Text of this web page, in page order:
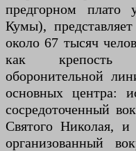
предгорном плато
Кумы),
около 67 тысяч
как крепость
оборонительной
основных центра:
сосредоточенный
Святого Николая, и
организованный